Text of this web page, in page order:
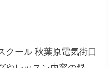
クール 秋葉原電気街口